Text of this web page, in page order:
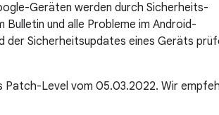
Geräten werden durch Sicherheits-
und alle Probleme im Android-
der Sicherheitsupdates eines Geräts
Level vom 05.03.2022. Wir